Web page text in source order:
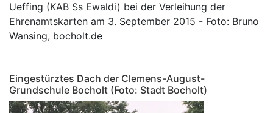
Ueffing (KAB Ss Ewaldi) bei der Verleihung der
Ehrenamtskarten am 3. September 2015 - Foto: Bruno
Wansing, bocholt.de
Eingestürztes Dach der Clemens-August-
Grundschule Bocholt (Foto: Stadt Bocholt)